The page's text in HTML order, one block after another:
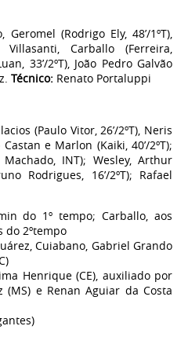
(Rodrigo Ely, 48’/1ºT),
Carballo (Ferreira,
33’/2ºT), João Pedro Galvão
Técnico: Renato Portaluppi
(Paulo Vitor, 26’/2ºT), Neris
e Marlon (Kaiki, 40’/2ºT);
INT); Wesley, Arthur
Rodrigues, 16’/2ºT); Rafael
do 1º tempo; Carballo, aos
do 2ºtempo
Cuiabano, Gabriel Grando
Henrique (CE), auxiliado por
(MS) e Renan Aguiar da Costa